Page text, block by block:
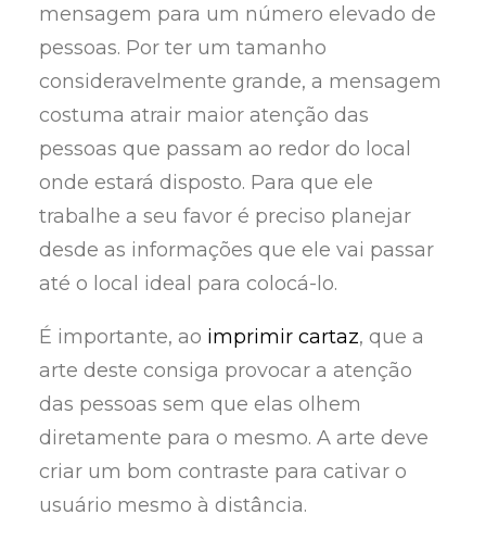
mensagem para um número elevado de
pessoas. Por ter um tamanho
consideravelmente grande, a mensagem
costuma atrair maior atenção das
pessoas que passam ao redor do local
onde estará disposto. Para que ele
trabalhe a seu favor é preciso planejar
desde as informações que ele vai passar
até o local ideal para colocá-lo.
É importante, ao imprimir cartaz, que a
arte deste consiga provocar a atenção
das pessoas sem que elas olhem
diretamente para o mesmo. A arte deve
criar um bom contraste para cativar o
usuário mesmo à distância.